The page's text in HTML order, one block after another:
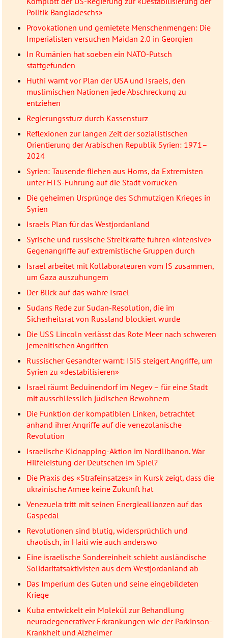
Politik Bangladeschs»
Provokationen und gemietete Menschenmengen: Die
Imperialisten versuchen Maidan 2.0 in Georgien
In Rumänien hat soeben ein NATO-Putsch
stattgefunden
Huthi warnt vor Plan der USA und Israels, den
muslimischen Nationen jede Abschreckung zu
entziehen
Regierungssturz durch Kassensturz
Reflexionen zur langen Zeit der sozialistischen
Orientierung der Arabischen Republik Syrien: 1971–
2024
Syrien: Tausende fliehen aus Homs, da Extremisten
unter HTS-Führung auf die Stadt vorrücken
Die geheimen Ursprünge des Schmutzigen Krieges in
Syrien
Israels Plan für das Westjordanland
Syrische und russische Streitkräfte führen «intensive»
Gegenangriffe auf extremistische Gruppen durch
Israel arbeitet mit Kollaborateuren vom IS zusammen,
um Gaza auszuhungern
Der Blick auf das wahre Israel
Sudans Rede zur Sudan-Resolution, die im
Sicherheitsrat von Russland blockiert wurde
Die USS Lincoln verlässt das Rote Meer nach schweren
jemenitischen Angriffen
Russischer Gesandter warnt: ISIS steigert Angriffe, um
Syrien zu «destabilisieren»
Israel räumt Beduinendorf im Negev – für eine Stadt
mit ausschliesslich jüdischen Bewohnern
Die Funktion der kompatiblen Linken, betrachtet
anhand ihrer Angriffe auf die venezolanische
Revolution
Israelische Kidnapping-Aktion im Nordlibanon. War
Hilfeleistung der Deutschen im Spiel?
Die Praxis des «Strafeinsatzes» in Kursk zeigt, dass die
ukrainische Armee keine Zukunft hat
Venezuela tritt mit seinen Energieallianzen auf das
Gaspedal
Revolutionen sind blutig, widersprüchlich und
chaotisch, in Haiti wie auch anderswo
Eine israelische Sondereinheit schiebt ausländische
Solidaritätsaktivisten aus dem Westjordanland ab
Das Imperium des Guten und seine eingebildeten
Kriege
Kuba entwickelt ein Molekül zur Behandlung
neurodegenerativer Erkrankungen wie der Parkinson-
Krankheit und Alzheimer